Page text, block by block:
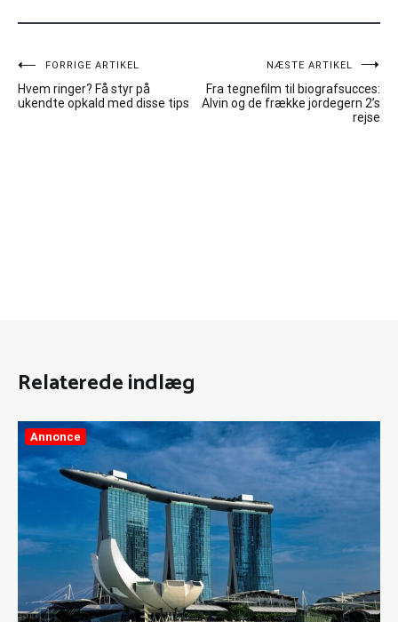
Indlægsnavigation
FORRIGE ARTIKEL
Hvem ringer? Få styr på
ukendte opkald med disse tips
NÆSTE ARTIKEL
Fra tegnefilm til biografsucces:
Alvin og de frække jordegern 2’s
rejse
Relaterede indlæg
Annonce